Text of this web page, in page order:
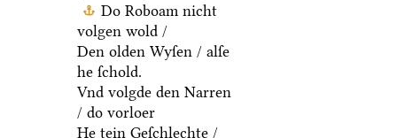
Do Roboam nicht
volgen wold /
Den olden Wyſen / alſe
he ſchold.
Vnd volgde den Narren
/ do vorloer
He tein Geſchlechte /